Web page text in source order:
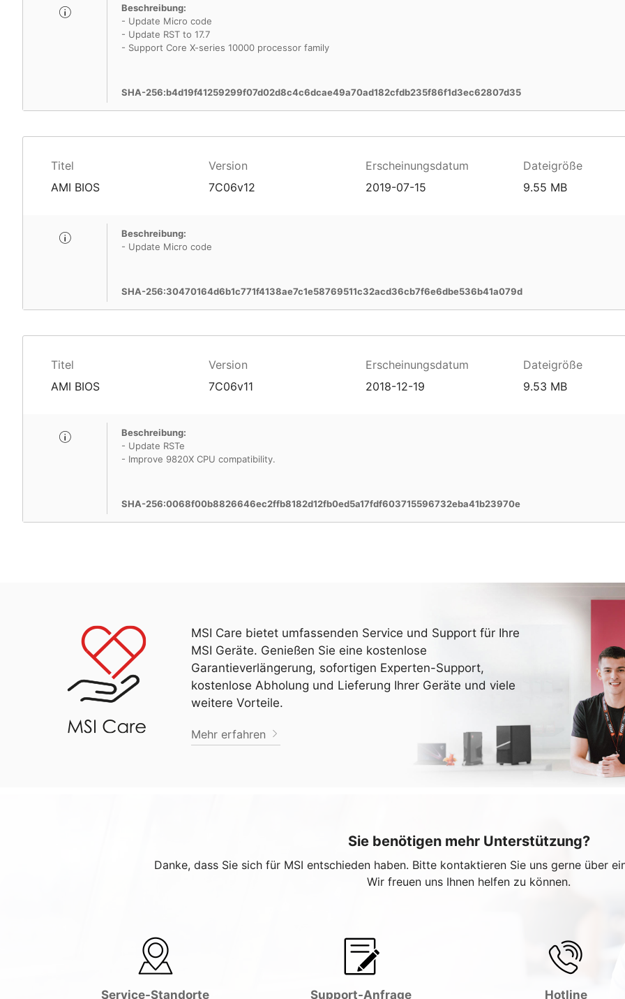
Beschreibung:
- Update Micro code
- Update RST to 17.7
- Support Core X-series 10000 processor family
SHA-256:b4d19f41259299f07d02d8c4c6dcae49a70ad182cfdb235f86f1d3ec62807d35
Titel Version Erscheinungsdatum Dateigröße
AMI BIOS 7C06v12 2019-07-15 9.55 MB
Beschreibung:
- Update Micro code
SHA-256:30470164d6b1c771f4138ae7c1e58769511c32acd36cb7f6e6dbe536b41a079d
Titel Version Erscheinungsdatum Dateigröße
AMI BIOS 7C06v11 2018-12-19 9.53 MB
Beschreibung:
- Update RSTe
- Improve 9820X CPU compatibility.
SHA-256:0068f00b8826646ec2ffb8182d12fb0ed5a17fdf603715596732eba41b23970e
MSI Care bietet umfassenden Service und Support für Ihre
MSI Geräte. Genießen Sie eine kostenlose
Garantieverlängerung, sofortigen Experten-Support,
kostenlose Abholung und Lieferung Ihrer Geräte und viele
weitere Vorteile.
Mehr erfahren
Sie benötigen mehr Unterstützung?
Danke, dass Sie sich für MSI entschieden haben. Bitte kontaktieren Sie uns gerne über
Wir freuen uns Ihnen helfen zu können.
Service-Standorte Support-Anfrage Hotline